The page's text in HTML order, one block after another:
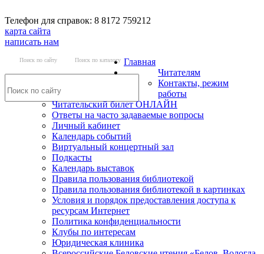
Телефон для справок: 8 8172 759212
карта сайта
написать нам
Поиск по сайту Поиск по каталогу Главная
Читателям
Контакты, режим
работы
Читательский билет ОНЛАЙН
Ответы на часто задаваемые вопросы
Личный кабинет
Календарь событий
Виртуальный концертный зал
Подкасты
Календарь выставок
Правила пользования библиотекой
Правила пользования библиотекой в картинках
Условия и порядок предоставления доступа к
ресурсам Интернет
Политика конфиденциальности
Клубы по интересам
Юридическая клиника